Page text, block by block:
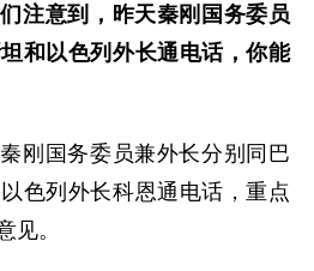
注意到，昨天秦刚国务委员
和以色列外长通电话，你能
刚国务委员兼外长分别同巴
色列外长科恩通电话，重点
见。